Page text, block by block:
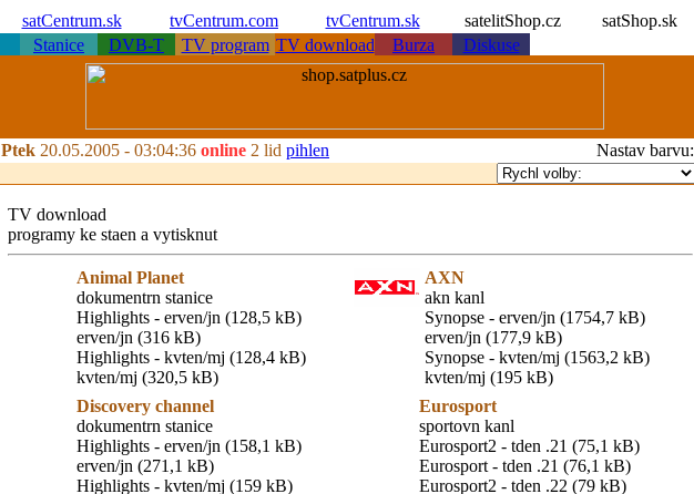
satCentrum.sk tvCentrum.com tvCentrum.sk satelitShop.cz
satShop.sk
Stanice DVB-T TV program TV download Burza Diskuse
Ptek 20.05.2005 - 03:04:36 online 2 lid pihlen Nastav barvu:
TV download
programy ke staen a vytisknut
Animal Planet
dokumentrn stanice
Highlights - erven/jn (128,5 kB)
erven/jn (316 kB)
Highlights - kvten/mj (128,4 kB)
kvten/mj (320,5 kB)
AXN
akn kanl
Synopse - erven/jn (1754,7 kB)
erven/jn (177,9 kB)
Synopse - kvten/mj (1563,2 kB)
kvten/mj (195 kB)
Discovery channel
dokumentrn stanice
Highlights - erven/jn (158,1 kB)
erven/jn (271,1 kB)
Highlights - kvten/mj (159 kB)
Eurosport
sportovn kanl
Eurosport2 - tden .21 (75,1 kB)
Eurosport - tden .21 (76,1 kB)
Eurosport2 - tden .22 (79 kB)